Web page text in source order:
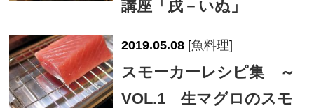
講座「戌－いぬ」
2019.05.08 [魚料理]
スモーカーレシピ集 ～
VOL.1 生マグロのスモ